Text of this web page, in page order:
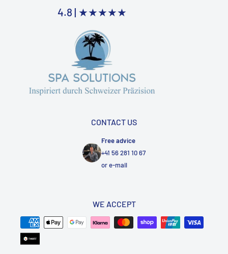
4.8 | ★★★★★
CONTACT US
Free advice
+41 56 281 10 67
ore-mail
WE ACCEPT